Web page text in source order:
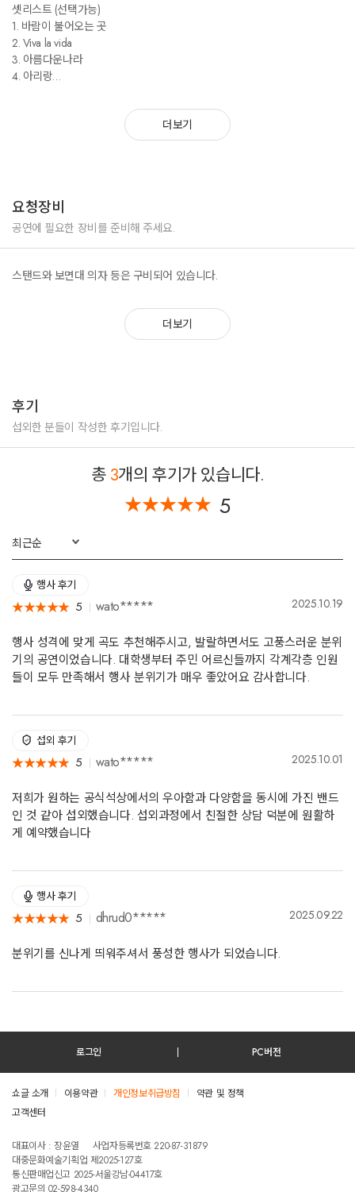
9월 27일: 용산 Alumni Workshop (로얄파크컨벤션)
10월 2일: 서대문 은빛축제 - 서대문 노인종합복지관
10월 10일: 여의도 켄싱턴 호텔 보안의 리듬, 가을을 타고 흐르다
10월 13일: 전통혼례축가 (남산한옥마을)
10월 23일: 모하데이 용산공원 장교숙소 5단지 파빌리온 광장 (시립용산노
10월 24일: 2024년 박물관 미술관 박람회 개최식 축하공연
10월 26일: 파주 퍼스트 가든 결혼식 축가 공연
11월 2일: 낙원로드 - 낙원생활문화축제
2025년
1월 아리랑도원 설 공연
인천 버스킹
6월 2025 찾아가는 열린음악회
셋리스트 (선택가능)
1. 바람이 불어오는 곳
2. Viva la vida
3. 아름다운나라
4. 아리랑
+ 등 많은 곡이 가능하오니 문의주세요
더보기
요청장비
공연에 필요한 장비를 준비해 주세요.
스탠드와 보면대 의자 등은 구비되어 있습니다.
더보기
후기
섭외한 분들이 작성한 후기입니다.
총 3개의 후기가 있습니다.
★★★★★
★★★★★ 5
최근순
행사 후기
★★★★★
★★★★★ 5 wato***** 2025.10.19
행사 성격에 맞게 곡도 추천해주시고, 발랄하면서도 고풍스러운 분위
기의 공연이었습니다. 대학생부터 주민 어르신들까지 각계각층 인원
들이 모두 만족해서 행사 분위기가 매우 좋았어요 감사합니다.
섭외 후기
★★★★★
★★★★★ 5 wato***** 2025.10.01
저희가 원하는 공식석상에서의 우아함과 다양함을 동시에 가진 밴드
인 것 같아 섭외했습니다. 섭외과정에서 친절한 상담 덕분에 원활하
게 예약했습니다
행사 후기
★★★★★
★★★★★ 5 dhrud0***** 2025.09.22
분위기를 신나게 띄워주셔서 풍성한 행사가 되었습니다.
로그인 PC버전
쇼글 소개 이용약관 개인정보취급방침
약관 및 정책
고객센터
대표이사 : 장윤열
사업자등록번호 220-87-31879
대중문화예술기획업 제2025-127호
통신판매업신고 2025-서울강남-04417호
광고문의 02-598-4340